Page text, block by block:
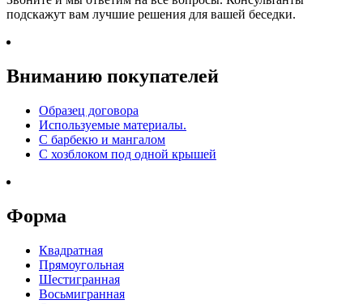
подскажут вам лучшие решения для вашей беседки.
Вниманию покупателей
Образец договора
Используемые материалы.
С барбекю и мангалом
С хозблоком под одной крышей
Форма
Квадратная
Прямоугольная
Шестигранная
Восьмигранная